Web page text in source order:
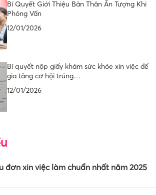
Bí Quyết Giới Thiệu Bản Thân Ấn Tượng Khi
Phỏng Vấn
12/01/2026
Bí quyết nộp giấy khám sức khỏe xin việc để
gia tăng cơ hội trúng…
12/01/2026
đơn xin việc làm chuẩn nhất năm 2025